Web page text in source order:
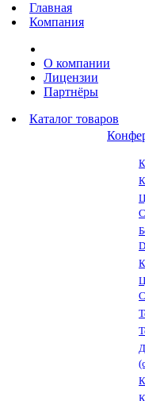
Главная
Компания
О компании
Лицензии
Партнёры
Каталог товаров